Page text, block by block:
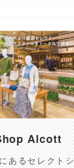
Alcott
あるセレクトシ